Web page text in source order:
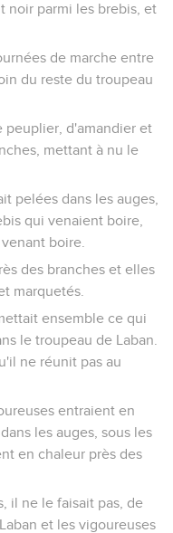
noir parmi les brebis, et
de marche entre
du reste du troupeau
peuplier, d'amandier et
mettant à nu le
pelées dans les auges,
qui venaient boire,
boire.
des branches et elles
marquetés.
ensemble ce qui
le troupeau de Laban.
ne réunit pas au
entraient en
les auges, sous les
en chaleur près des
il ne le faisait pas, de
et les vigoureuses